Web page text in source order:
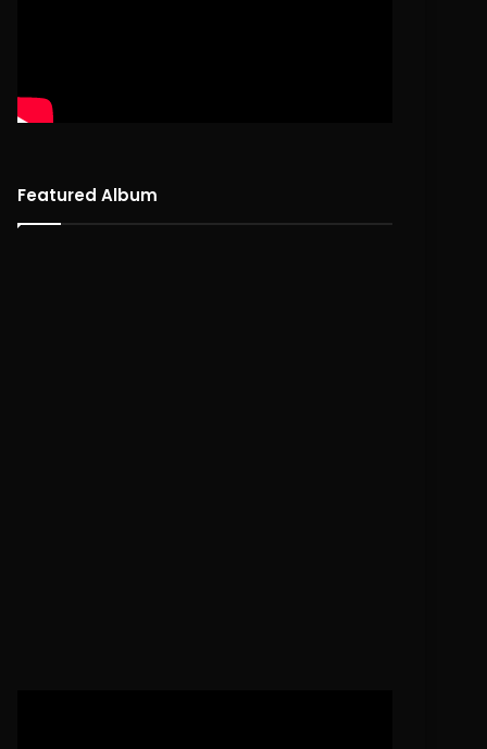
Featured Album